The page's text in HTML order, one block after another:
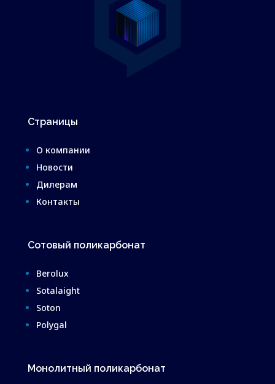
Страницы
О компании
Новости
Дилерам
Контакты
Сотовый поликарбонат
Berolux
Sotalaight
Soton
Polygal
Монолитный поликарбонат